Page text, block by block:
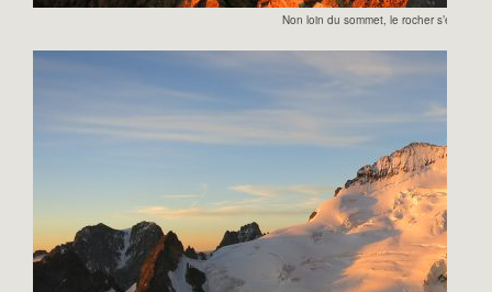
Non loin du sommet, le rocher s’embrase.